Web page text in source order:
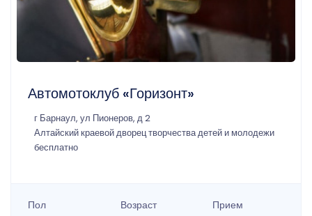
Автомотоклуб «Горизонт»
г Барнаул, ул Пионеров, д 2
Алтайский краевой дворец творчества детей и молодежи
бесплатно
Пол Возраст Прием